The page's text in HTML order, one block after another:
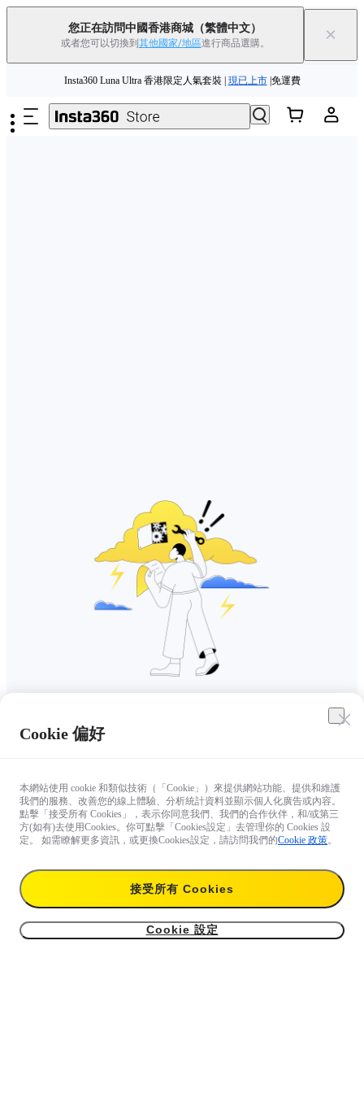
您正在訪問中國香港商城 （繁體中文）
或者您可以切換到 其他國家/地區進行商品選購。 ×
舊機換新機，享現金回饋或優惠券|了解更多
Insta360 Luna Ultra 香港限定人氣套裝 | 現已上市|免運費
Cookie 偏好
本網站使用 cookie 和類似技術（「Cookie」）來提供網站功能、提供和維護
我們的服務、改善您的線上體驗、分析統計資料並顯示個人化廣告或內容。
點擊「接受所有 Cookies」，表示你同意我們、我們的合作伙伴，和/或第三
方(如有)去使用Cookies。你可點擊「Cookies設定」去管理你的 Cookies 設
定。 如需瞭解更多資訊，或更換Cookies設定，請訪問我們的Cookie 政策。
接受所有 Cookies
Cookie 設定